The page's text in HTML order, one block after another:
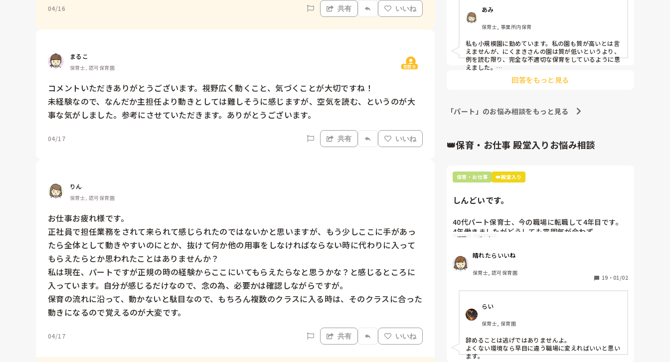
04/16 共有 いいね
まるこ
保育士, 認可保育園 質問主
コメントいただきありがとうございます。視野広く動くこと、気づくことが大切ですね！
未経験なので、なんだか主担任より動きとしては難しそうに感じますが、空気を読む、というのが大
事な気がしました。参考にさせていただきます。ありがとうございます。
04/17 共有 いいね
りん
保育士, 認可保育園
お仕事お疲れ様です。
正社員で担任業務をされて来られて感じられたのではないかと思いますが、もう少しここに手があっ
たら全体として動きやすいのにとか、抜けて何か他の用事をしなければならない時に代わりに入って
もらえたらとか思われたことはありませんか？
私は現在、パートですが正規の時の経験からここにいてもらえたらなと思うかな？と感じるところに
入っています。自分が感じるだけなので、念の為、必要かは確認しながらですが。
保育の流れに沿って、動かないと駄目なので、もちろん複数のクラスに入る時は、そのクラスに合った
動きになるので覚えるのが大変です。
04/17 共有 いいね
見かねた退勤後の正規の先生が、助けに来てくれて進
行を変わる…なぜ？私の忙しい様子を見てさりげなく
進行を変わったり（絵本読み）、事務所に助けを求め
たりと動いてくれない？昨日は、限界もあり資格もち
の先生に私が対応に追われた場合…絵本読んでくださ
い…とお願いしました。「え？」て顔されました。
今回、暴れた加配児は、日頃から難ありなのは皆ご存
知なので…予測はできる。
て助けてくれます。加配児の子やそのきょうだい（グ
レー）が飛び出したりした時は、1番年配の60代の先
その姿を見てると50代の他の先生達は何してるのか？
私もただのパートです…毎日、毎日、数人の先生にそ
の都度指示しないとダメなんでしょうか？
題の加配児が増え4月からはまた子ども達も変わる…
加配児の子が加わってからの1週間だけでどっと疲れ
ました。正規の先生も抜ける事すら出来ず…
加配児の対応も増えた事で私は、パンク状態…正直、
に保護者対応と進行をお願いしたい…
別件でその先生に保護者対応をお願いしたら「私は、
無理です」と断られ…主任にも相談したら「保護者対
応は〇〇先生（私）がして欲しい」て苦笑いされたま
4月スタートするまでに、そろそろ園長に「限界で
す」て相談しようかなぁ…て悩んでます。
園長に相談する前に、後、現場で私に何かできる事が
ありますか？園長に相談する前に主任の方がいいの
か？
毎日毎日、その都度、トラブル回避の為に指示をしな
こうやっておくだけで、責任はあなた自身にもあるよ、
ってなるし、わからなければ確認をする動作をする必要
が生まれます。要は、自分で動かなければ、わからない
ことはわからないまま。
乳児はこの人とこの人、幼児はこの人、保護者対応時は
動きがあったところに1人入る、など。
それぞれの場所に責任を置きます。
3,4人が固まるなんて、それは職務放棄ですよ？と。
基本の動きを決めてしまいましょう。
ね。これは経験上の事実です。
同じ文章を話したとしても、5人いたら5人の受け取り
個々の子どもの説明に関しては、個人情報に配慮しなが
ら、一覧にして確認できるようにしておくのもひとつで
せます。
相手は変わらない、ならばこっちのやり方を捻るほうが
声かけは、いいと思います。あえて。
いします！」って。
そうやっていくのが、やがて自然になってほしい。それ
までは、ある程度時間を要するでしょうが。
加配児には、順番に担当してもらうなどしてその子を体
感してもらうことで、対応の理解につなげてもらいまし
ょう。
これは、責任を感じて保育をしていれば出てこない言葉
「気付けなかったです、ごめんなさい」ですよね。なん
だよそれ、ですね。
うにしようってしてもいいのでは？
だってさ、いくら延長保育でパートとはいえ、ここに何
しにきてんの？って話じゃんね。先生だけ負担大きいの
もちろん転んでしまうので踏まれることも多々あり
・声かけが適切ではない
もういい加減にして、ちゃんとやってよなど0.1.2に対
してどうしてやってはいけないのかを伝えることなく
ただダメ！としか伝えない
言うことを聞かない子を引きずり活動に参加させずず
っと立たせてるその後のアフターフォローなどなし
・園長に声かけなどが強い人がいると伝えても私はそ
の場を見てないから知らないと言われる
なよ甘やかしすぎと毎日愚痴る（一歳児に対して）
・場を持たせるために手遊びなどをしないで座って叫
ぶ
まだまだたくさんあるのですがありすぎるのでここら
前に勤めていた園も小規模だったのですが0.1.2.は発
達の個人差も多くその子に合わせた支援や声掛けをし
ていたので今の職場は保育の質が低い、不適切な事ば
ですが私が辞めてしまったら厳しい先生ばかりで子ど
もたちの拠り所がなくなってしまうと思いなかなか辞
みなさんのところはどんな感じでしょうか？
あみ
保育士, 事業所内保育
私も小規模園に勤めています。私の園も質が高いとは言
えませんが、にくまきさんの園は質が低いというより、
例を読む限り、完全な不適切な保育をしているように思
えました。
普通ではないと思います。園長や理事長が対応してくれ
ないのであれば、外部に助けを求めるしか方法はないの
ていると思うので、辞めてしまうことは可哀想と思うお
気持ちはわかりますが、その園にいることでにくまきさ
回答をもっと見る
「パート」のお悩み相談をもっと見る
👑保育・お仕事 殿堂入りお悩み相談
保育・お仕事 👑殿堂入り
しんどいです。
40代パート保育士、今の職場に転職して4年目です。
4年働きましたがどうしても雰囲気が合わず
退職しようと思っています。
周りの職員は、勤続10年以上から何十年という先生が
ほとんどです。
保護者子どもの愚痴悪口が多く、
子どもの前でも
仕方ないよね
もう何も言わずに
子どもの言いなりになればいいんだね
などいう意見で…
上の先生に相談することは難しそうです。
退職 パート
晴れたらいいね
保育士, 認可保育園
19 ・ 01/02
らい
保育士, 保育園
辞めることは逃げではありませんよ。
よくない環境なら早目に違う職場に変えればいいと思い
ます。